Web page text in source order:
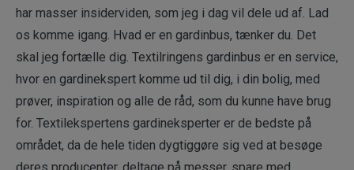
har masser insiderviden, som jeg i dag vil dele ud af. Lad
os komme igang. Hvad er en gardinbus, tænker du. Det
skal jeg fortælle dig. Textilringens gardinbus er en service,
hvor en gardinekspert komme ud til dig, i din bolig, med
prøver, inspiration og alle de råd, som du kunne have brug
for. Textilekspertens gardineksperter er de bedste på
området, da de hele tiden dygtiggøre sig ved at besøge